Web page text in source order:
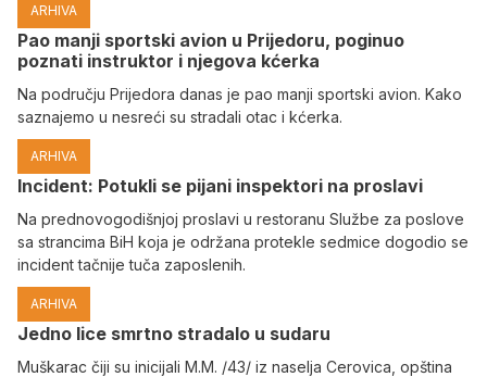
ARHIVA
Pao manji sportski avion u Prijedoru, poginuo
poznati instruktor i njegova kćerka
Na području Prijedora danas je pao manji sportski avion. Kako
saznajemo u nesreći su stradali otac i kćerka.
ARHIVA
Incident: Potukli se pijani inspektori na proslavi
Na prednovogodišnjoj proslavi u restoranu Službe za poslove
sa strancima BiH koja je održana protekle sedmice dogodio se
incident tačnije tuča zaposlenih.
ARHIVA
Јedno lice smrtno stradalo u sudaru
Muškarac čiji su inicijali M.M. /43/ iz naselja Cerovica, opština